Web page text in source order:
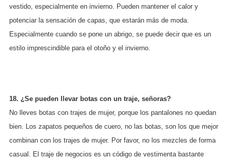
vestido, especialmente en invierno. Pueden mantener el calor y
potenciar la sensación de capas, que estarán más de moda.
Especialmente cuando se pone un abrigo, se puede decir que es un
estilo imprescindible para el otoño y el invierno.
18. ¿Se pueden llevar botas con un traje, señoras?
No lleves botas con trajes de mujer, porque los pantalones no quedan
bien. Los zapatos pequeños de cuero, no las botas, son los que mejor
combinan con los trajes de mujer. Por favor, no los mezcles de forma
casual. El traje de negocios es un código de vestimenta bastante